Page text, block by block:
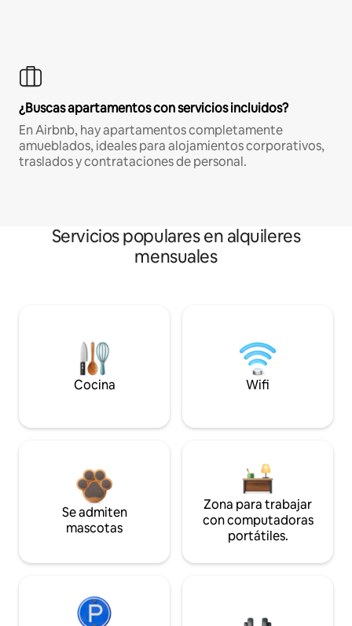
¿Buscas apartamentos con servicios incluidos?
En Airbnb, hay apartamentos completamente
amueblados, ideales para alojamientos corporativos,
traslados y contrataciones de personal.
Servicios populares en alquileres
mensuales
Cocina Wifi
Se admiten
mascotas
Zona para trabajar
con computadoras
portátiles.